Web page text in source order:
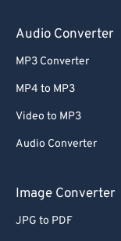
Audio Converter
MP3 Converter
MP4 to MP3
Video to MP3
Audio Converter
Image Converter
JPG to PDF